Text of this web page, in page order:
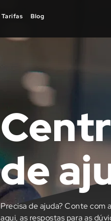
Tarifas Blog
Tarifas Blog
de
Precisa de ajuda? Conte com
aqui, as respostas para as